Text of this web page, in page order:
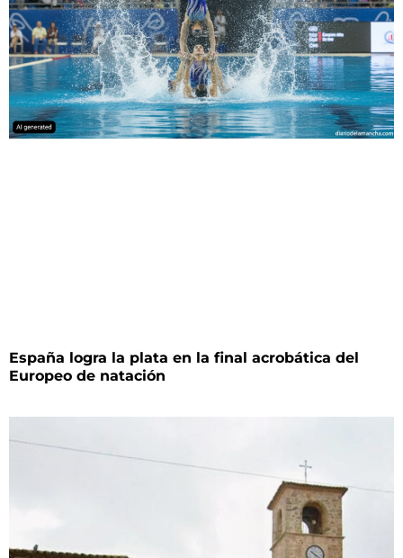
España logra la plata en la final acrobática del
Europeo de natación